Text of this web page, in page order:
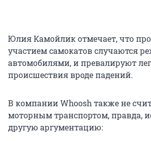
Юлия Камойлик отмечает, что
участием самокатов случаются
автомобилями, и превалируют
происшествия вроде падений.
В компании Whoosh также не
моторным транспортом, правда,
другую аргументацию: